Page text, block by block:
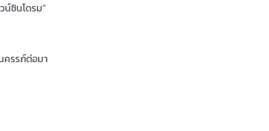
ซินโดรม”
ครรภ์ต่อมา